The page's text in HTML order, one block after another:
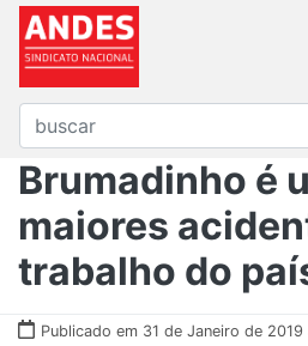
Brumadinho é
maiores
trabalho do
Publicado em 31 de Janeiro de 2019